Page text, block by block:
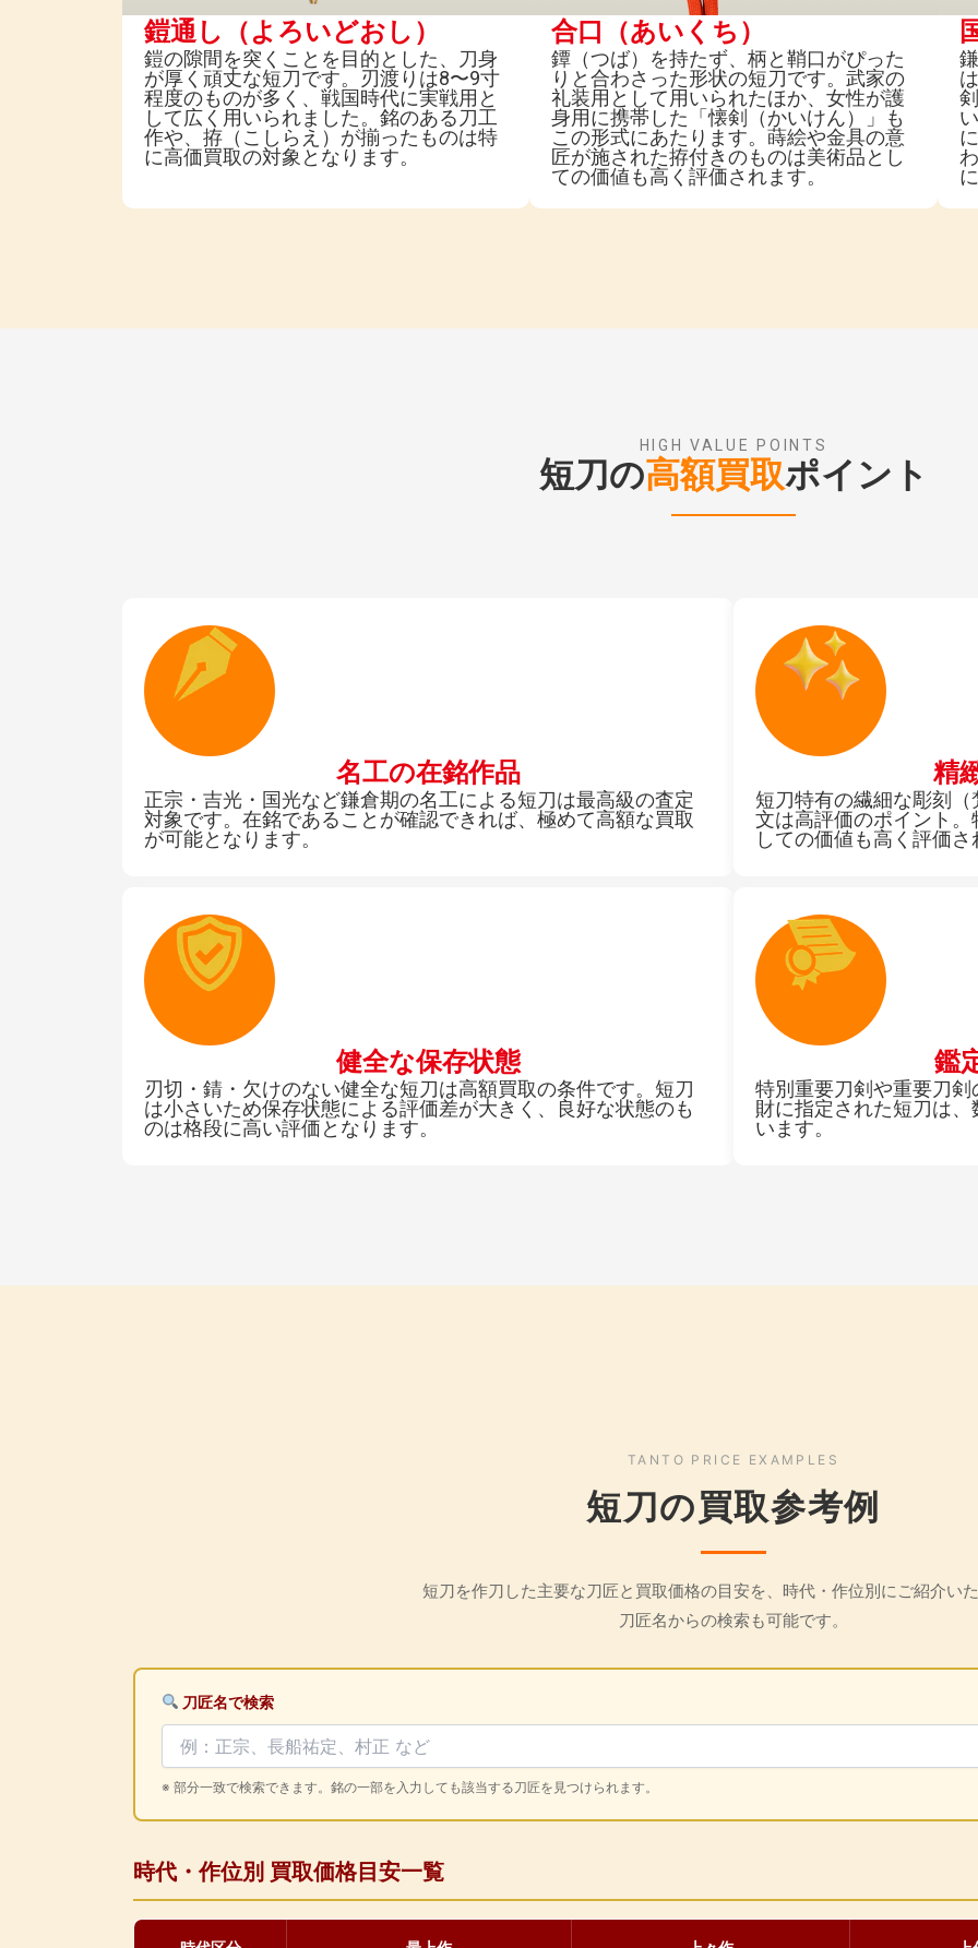
鎧通し（よろいどおし）
鎧の隙間を突くことを目的とした、刀身
が厚く頑丈な短刀です。刃渡りは8〜9寸
程度のものが多く、戦国時代に実戦用と
して広く用いられました。銘のある刀工
作や、拵（こしらえ）が揃ったものは特
に高価買取の対象となります。
合口（あいくち）
鐔（つば）を持たず、柄と鞘口がぴった
りと合わさった形状の短刀です。武家の
礼装用として用いられたほか、女性が護
身用に携帯した「懐剣（かいけん）」も
この形式にあたります。蒔絵や金具の意
匠が施された拵付きのものは美術品とし
ての価値も高く評価されます。
HIGH VALUE POINTS
短刀の高額買取ポイント
名工の在銘作品
正宗・吉光・国光など鎌倉期の名工による短刀は最高級の査定
対象です。在銘であることが確認できれば、極めて高額な買取
が可能となります。
精
短刀特有の繊細な彫刻
文は高評価のポイント
しての価値も高く評価
健全な保存状態
刃切・錆・欠けのない健全な短刀は高額買取の条件です。短刀
は小さいため保存状態による評価差が大きく、良好な状態のも
のは格段に高い評価となります。
鑑
特別重要刀剣や重要刀
財に指定された短刀は
います。
TANTO PRICE EXAMPLES
短刀の買取参考例
短刀を作刀した主要な刀匠と買取価格の目安を、時代・作位別にご紹介い
刀匠名からの検索も可能です。
刀匠名で検索
※ 部分一致で検索できます。銘の一部を入力しても該当する刀匠を見つけられます。
時代・作位別 買取価格目安一覧